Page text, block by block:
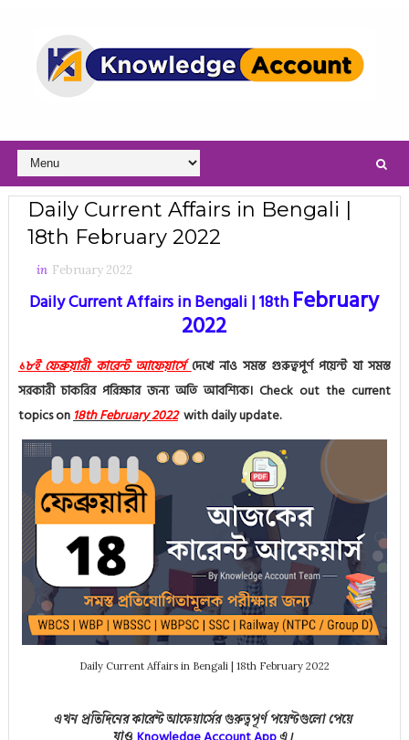
Daily Current Affairs in Bengali |
18th February 2022
in February 2022
Daily Current Affairs in Bengali | 18th February
2022
১৮ই ফেব্রুয়ারী কারেন্ট আফেয়ার্সেদেখে নাও সমস্ত গুরুত্বপূর্ণ পয়েন্ট যা সমস্ত
সরকারী চাকরির পরিক্ষার জন্য অতি আবশ্যিক।Check out the current
topics on18th February2022 with daily update.
Daily Current Affairs in Bengali | 18th February 2022
এখন প্রতিদিনের কারেন্ট আফেয়ার্সের গুরুত্বপূর্ণ পয়েন্টগুলো পেয়ে